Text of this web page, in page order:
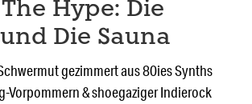
Hype: Die
Die Sauna
gezimmert aus 80ies Synths
Vorpommern & shoegaziger Indierock